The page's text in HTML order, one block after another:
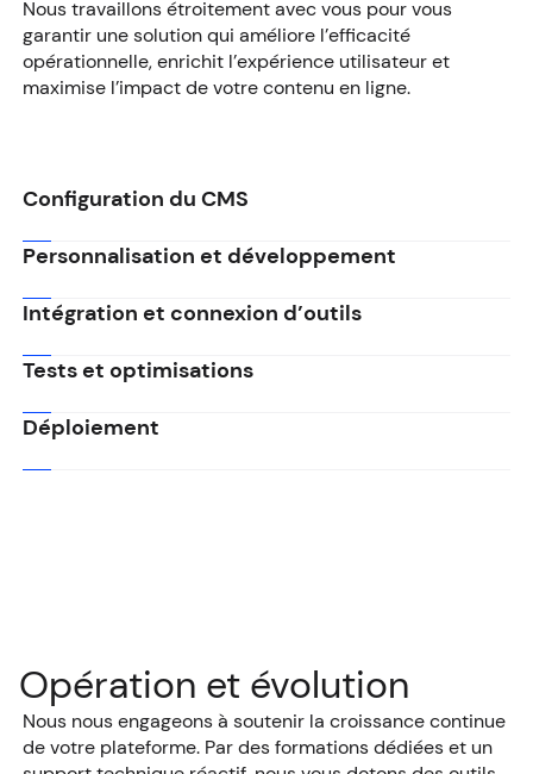
Nous travaillons étroitement avec vous pour vous
garantir une solution qui améliore l’efficacité
opérationnelle, enrichit l’expérience utilisateur et
maximise l’impact de votre contenu en ligne.
Configuration du CMS
Personnalisation et développement
Intégration et connexion d’outils
Tests et optimisations
Déploiement
Opération et évolution
Nous nous engageons à soutenir la croissance continue
de votre plateforme. Par des formations dédiées et un